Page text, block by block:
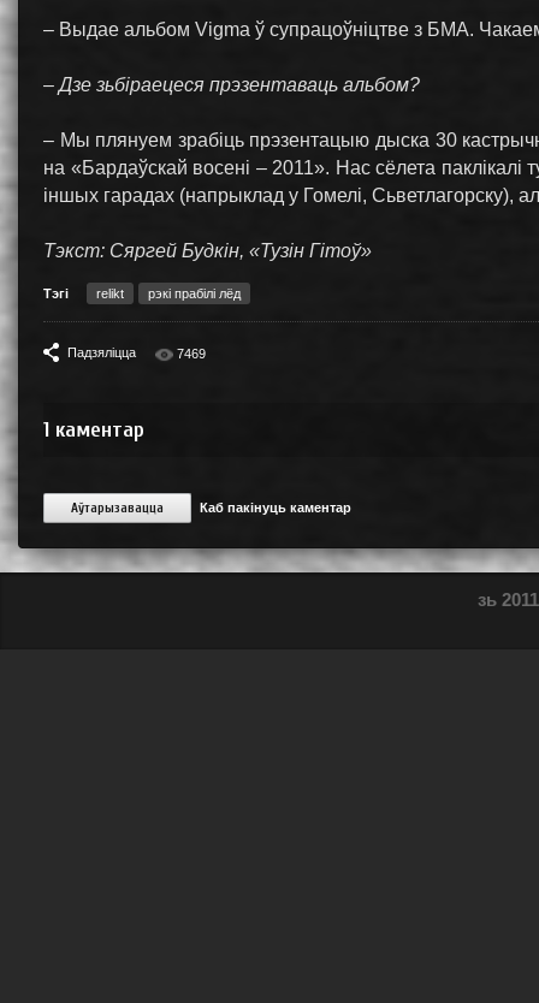
– Выдае альбом Vigma ў супрацоўніцтве з БМА.
– Дзе зьбіраецеся прэзентаваць альбом?
– Мы плянуем зрабіць прэзентацыю дыска 30
на «Бардаўскай восені – 2011». Нас сёлета паклікалі
іншых гарадах (напрыклад у Гомелі, Сьветлагорску),
Тэкст: Сяргей Будкін, «Тузін Гітоў»
Тэгі relikt рэкі прабілі лёд
Падзяліцца 7469
1 каментар
Аўтарызавацца Каб пакінуць каментар
зь 2011